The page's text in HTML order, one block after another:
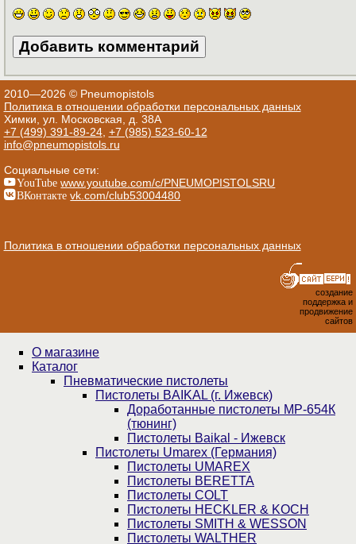
2010—2026 © Pneumopistols
Политика в отношении обработки персональных данных
Химки, ул. Московская, д. 38А
+7 (499) 391-89-24, +7 (985) 523-60-12
info@pneumopistols.ru
Социальные сети:
YouTube www.youtube.com/c/PNEUMOPISTOLSRU
ВКонтакте vk.com/club53004480
Политика в отношении обработки персональных данных
создание
поддержка и
продвижение
сайтов
О магазине
Каталог
Пнев­ма­ти­чес­кие пистолеты
Пистолеты BAIKAL (г. Ижевск)
Доработанные пистолеты МР-654К
(тюнинг)
Пистолеты Baikal - Ижевск
Пистолеты Umarex (Германия)
Пистолеты UMAREX
Пистолеты BERETTA
Пистолеты COLT
Пистолеты HECKLER & KOCH
Пистолеты SMITH & WESSON
Пистолеты WALTHER